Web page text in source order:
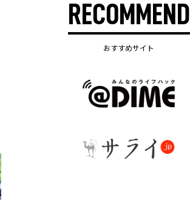
RECOMMEND
おすすめサイト